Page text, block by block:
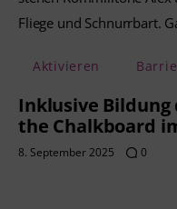
Aktivieren
Inklusive Bildung
the Chalkboard
8. September 2025 0